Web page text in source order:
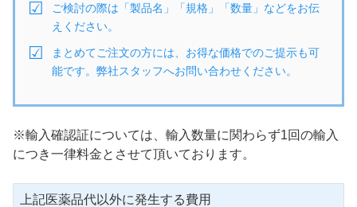
ご検討の際は「製品名」「規格」「数量」などをお伝
えください。
まとめてご注文の方には、お得な価格でのご提示も可
能です。弊社スタッフへお問い合わせください。
※輸入確認証については、輸入数量に関わらず1回の輸入
につき一律料金とさせて頂いております。
上記医薬品代以外に発生する費用